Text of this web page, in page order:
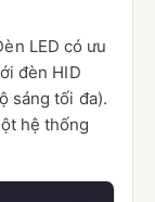
LED có ưu
đèn HID
sáng tối đa).
hệ thống